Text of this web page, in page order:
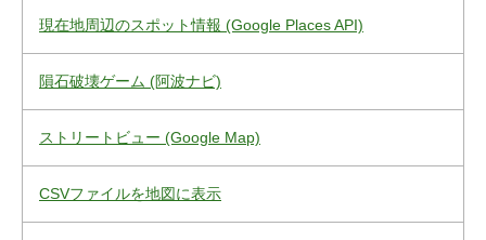
現在地周辺のスポット情報 (Google Places API)
隕石破壊ゲーム (阿波ナビ)
ストリートビュー (Google Map)
CSVファイルを地図に表示